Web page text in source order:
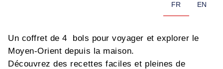
FR EN
Un coffret de 4 bols pour voyager et explorer le
Moyen-Orient depuis la maison.
Découvrez des recettes faciles et pleines de